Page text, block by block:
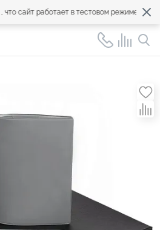
работает в тестовом режиме.